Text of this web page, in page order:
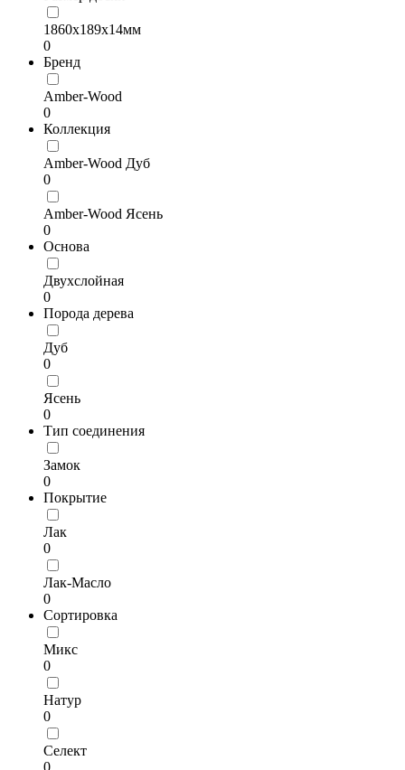
1860х189х14мм
0
Бренд
Amber-Wood
0
Коллекция
Amber-Wood Дуб
0
Amber-Wood Ясень
0
Основа
Двухслойная
0
Порода дерева
Дуб
0
Ясень
0
Тип соединения
Замок
0
Покрытие
Лак
0
Лак-Масло
0
Сортировка
Микс
0
Натур
0
Селект